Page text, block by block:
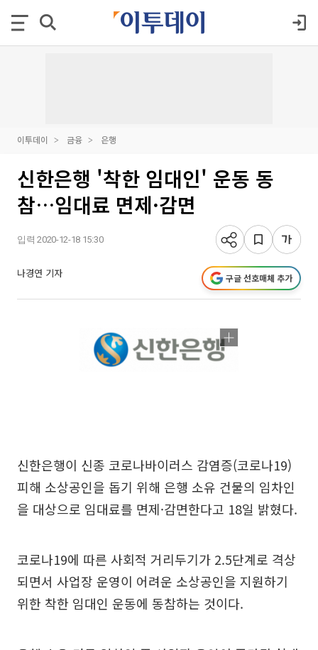
이투데이 금융 은행
신한은행 '착한 임대인' 운동 동
참…임대료 면제·감면
입력 2020-12-18 15:30
나경연 기자 구글 선호매체 추가
신한은행이 신종 코로나바이러스 감염증(코로나19)
피해 소상공인을 돕기 위해 은행 소유 건물의 임차인
을 대상으로 임대료를 면제·감면한다고 18일 밝혔다.
코로나19에 따른 사회적 거리두기가 2.5단계로 격상
되면서 사업장 운영이 어려운 소상공인을 지원하기
위한 착한 임대인 운동에 동참하는 것이다.